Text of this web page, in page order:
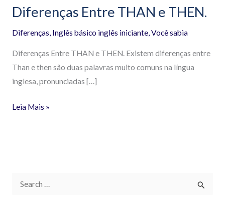
Diferenças Entre THAN e THEN.
Diferenças, Inglês básico inglês iniciante,Você sabia
Diferenças Entre THAN e THEN. Existem diferenças entre
Than e then são duas palavras muito comuns na língua
inglesa, pronunciadas […]
Leia Mais »